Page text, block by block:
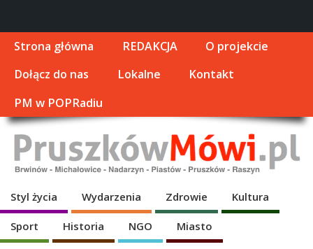
Strona główna REDAKCJA
O projekcie
Dołącz do nas
Lokalne
Kontakt
PM w POPRadiu
Styl życia Wydarzenia Zdrowie Kultura
Sport Historia NGO Miasto